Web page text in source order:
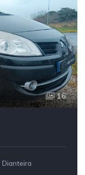
16
Dianteira